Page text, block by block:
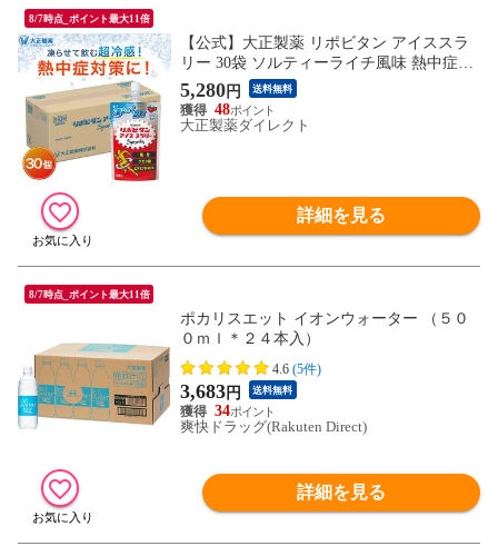
8/7時点_ポイント最大11倍
【公式】大正製薬 リポビタン アイススラ
リー 30袋 ソルティーライチ風味 熱中症対
策 飲み物 スポーツ ドリンク スポドリ 冷
凍 クエン酸 スポーツ飲料 アイス 栄養補給
水分補給 ランニング マラソン 駅伝 凍らせ
5,280円 送料無料
48
大正製薬ダイレクト
詳細を見る
8/7時点_ポイント最大11倍
ポカリスエット イオンウォーター （５０
０ｍｌ＊２４本入）
4.6 (5件)
3,683円 送料無料
34
爽快ドラッグ(Rakuten Direct)
詳細を見る